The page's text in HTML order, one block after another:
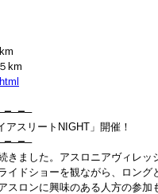
スリートNIGHT」開催！
きました。アスロニアヴィレ
イドショーを観ながら、ロン
スロンに興味のある人方の参加